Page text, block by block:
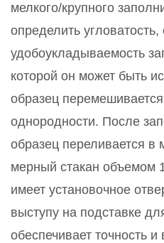
мелкого/крупного
определить
удобоукладываемость
которой он может быть
образец
однородности. После
образец переливается
мерный стакан объемом
имеет установочное
выступу на подставке
обеспечивает точность